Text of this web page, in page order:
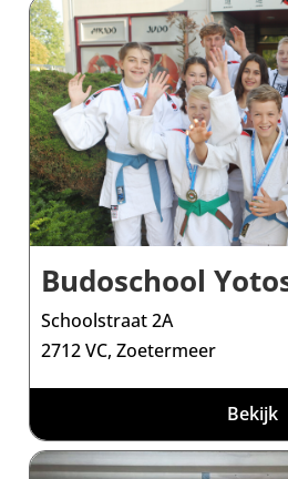
Budoschool
Schoolstraat 2A
2712 VC, Zoetermeer
Bekijk